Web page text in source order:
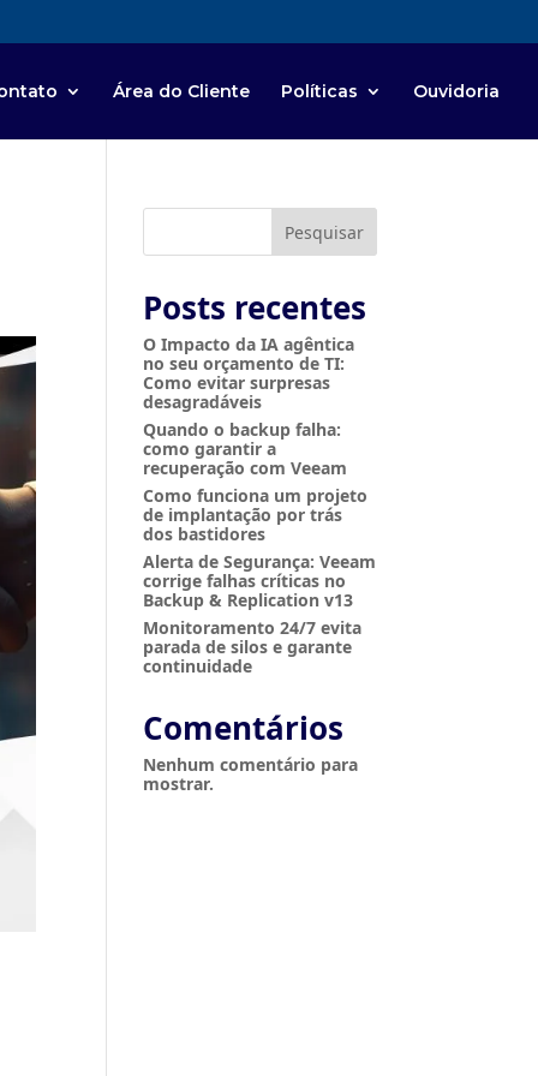
Área do Cliente Políticas Ouvidoria
Pesquisar
Posts recentes
O Impacto da IA agêntica
no seu orçamento de TI:
Como evitar surpresas
desagradáveis
Quando o backup falha:
como garantir a
recuperação com Veeam
Como funciona um projeto
de implantação por trás
dos bastidores
Alerta de Segurança: Veeam
corrige falhas críticas no
Backup & Replication v13
Monitoramento 24/7 evita
parada de silos e garante
continuidade
Comentários
Nenhum comentário para
mostrar.